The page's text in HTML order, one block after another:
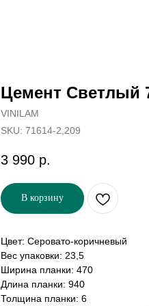
Цемент Светлый
VINILAM
SKU: 71614-2,209
3 990 р.
В корзину
Цвет: Серовато-коричневый
Вес упаковки: 23,5
Ширина планки: 470
Длина планки: 940
Толщина планки: 6